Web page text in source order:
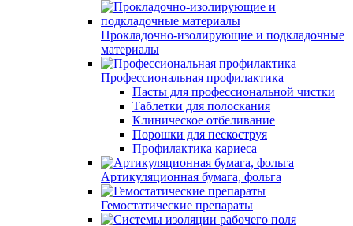
Прокладочно-изолирующие и подкладочные
материалы
Профессиональная профилактика
Пасты для профессиональной чистки
Таблетки для полоскания
Клиническое отбеливание
Порошки для пескоструя
Профилактика кариеса
Артикуляционная бумага, фольга
Гемостатические препараты